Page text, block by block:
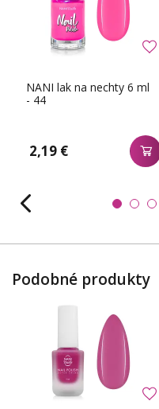
NANI lak na nechty 6 ml
- 44
2,19 €
Podobné produkty